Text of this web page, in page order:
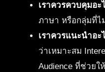
เราควรควบคุมอะ
ภาษา หรือกลุ่มที่ไ
เราควรแนะนำอะ
ว่าเหมาะสม
Audience ที่ช่วยใ